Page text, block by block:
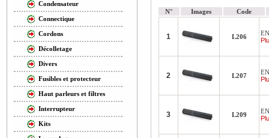
Condensateur
Connectique
Cordons
Décolletage
Divers
Fusibles et protecteur
Haut parleurs et filtres
Interrupteur
Kits
N° Images Code
1 L206
2 L207
3 L209